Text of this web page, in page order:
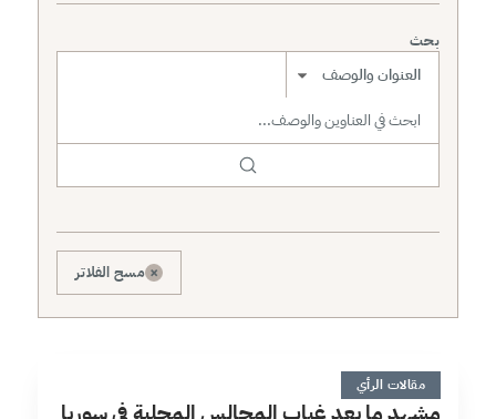
بحث
نطاق البحث
× مسح الفلاتر
م4 دقائق
مقالات الرأي